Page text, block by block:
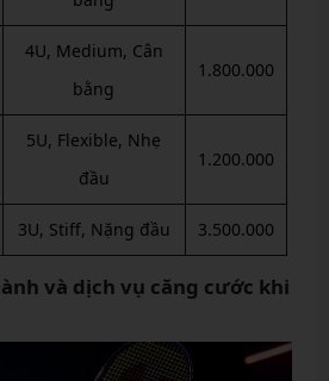
4U, Medium, Cân
bằng
1.800.000
5U, Flexible, Nhẹ
đầu
1.200.000
3U, Stiff, Nặng đầu 3.500.000
và dịch vụ căng cước khi